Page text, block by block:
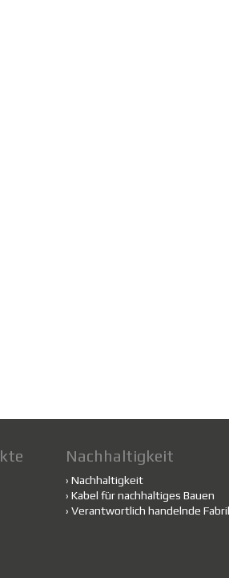
Nachhaltigkeit
› Nachhaltigkeit
› Kabel für nachhaltiges Bauen
› Verantwortlich handelnde